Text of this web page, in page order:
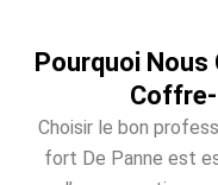
Pourquoi
Choisir le bon
fort De Panne est